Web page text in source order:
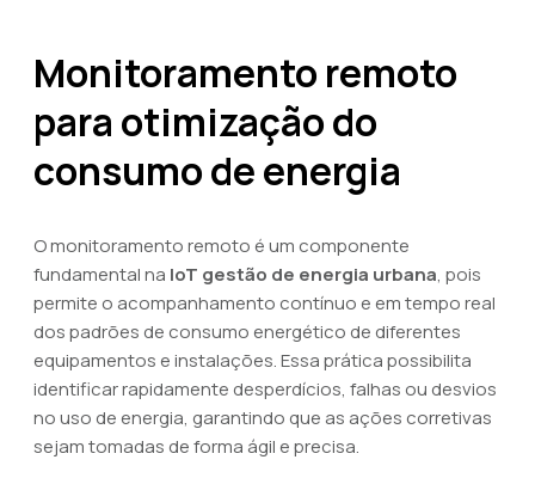
Monitoramento remoto
para otimização do
consumo de energia
O monitoramento remoto é um componente
fundamental na IoT gestão de energia urbana, pois
permite o acompanhamento contínuo e em tempo real
dos padrões de consumo energético de diferentes
equipamentos e instalações. Essa prática possibilita
identificar rapidamente desperdícios, falhas ou desvios
no uso de energia, garantindo que as ações corretivas
sejam tomadas de forma ágil e precisa.